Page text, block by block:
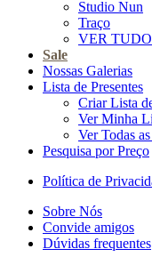
Studio Nun
Traço
VER TUDO
Sale
Nossas Galerias
Lista de Presentes
Criar Lista
Ver Minha
Ver Todas
Pesquisa por Preço
Política de
Sobre Nós
Convide amigos
Dúvidas frequentes